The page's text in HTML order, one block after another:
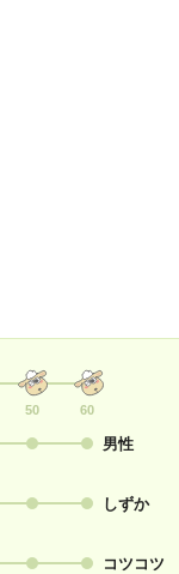
50 60
男性
しずか
コツコツ